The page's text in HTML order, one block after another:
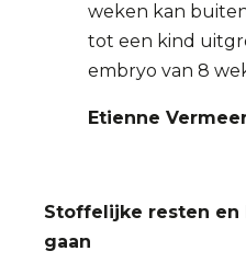
weken kan
tot een kind
embryo van 8
Etienne
Stoffelijke resten en
gaan